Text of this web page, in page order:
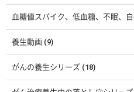
血糖値スパイク、低血糖、不眠、
養生動画 (9)
がんの養生シリーズ (18)